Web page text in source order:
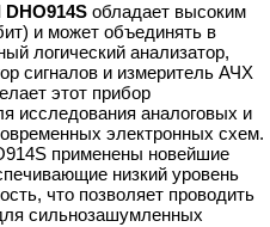
обладает высоким
и может объединять в
логический анализатор,
сигналов и измеритель АЧХ
этот прибор
исследования аналоговых и
электронных схем.
применены новейшие
низкий уровень
что позволяет проводить
сильнозашумленных